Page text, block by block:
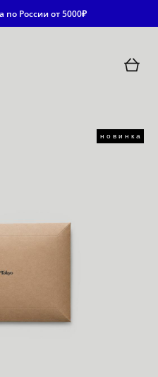
по России от 5000₽
новинка